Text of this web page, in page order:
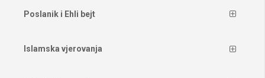
Poslanik i Ehli bejt
Islamska vjerovanja